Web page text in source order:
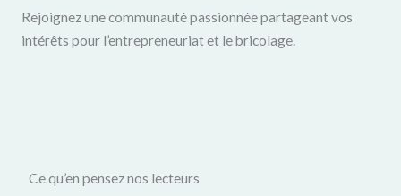
Rejoignez une communauté passionnée partageant vos
intérêts pour l’entrepreneuriat et le bricolage.
Ce qu’en pensez nos lecteurs